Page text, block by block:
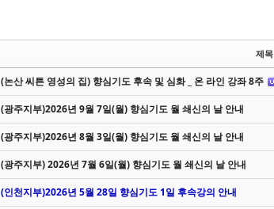
제목
(논산 씨튼 영성의 집) 향심기도 후속 및 심화 _ 온 라인 강좌 8주
(광주지부)2026년 9월 7일(월) 향심기도 월 쇄신의 날 안내
(광주지부)2026년 8월 3일(월) 향심기도 월 쇄신의 날 안내
(광주지부) 2026년 7월 6일(월) 향심기도 월 쇄신의 날 안내
(인천지부)2026년 5월 28일 향심기도 1일 후속강의 안내